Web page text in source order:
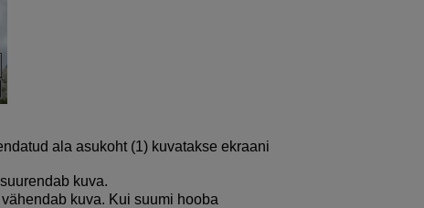
ala asukoht (1) kuvatakse ekraani
kuva.
kuva. Kui suumi hooba